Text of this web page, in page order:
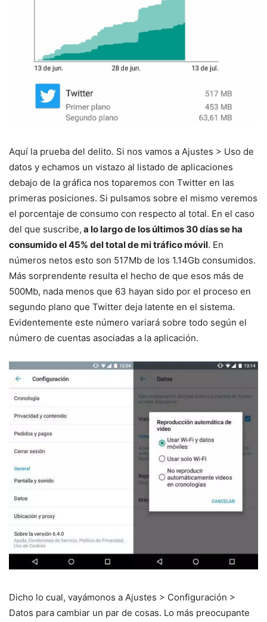
Aquí la prueba del delito. Si nos vamos a Ajustes > Uso de
datos y echamos un vistazo al listado de aplicaciones
debajo de la gráfica nos toparemos con Twitter en las
primeras posiciones. Si pulsamos sobre el mismo veremos
el porcentaje de consumo con respecto al total. En el caso
del que suscribe, a lo largo de los últimos 30 días se ha
consumido el 45% del total de mi tráfico móvil. En
números netos esto son 517Mb de los 1.14Gb consumidos.
Más sorprendente resulta el hecho de que esos más de
500Mb, nada menos que 63 hayan sido por el proceso en
segundo plano que Twitter deja latente en el sistema.
Evidentemente este número variará sobre todo según el
número de cuentas asociadas a la aplicación.
Dicho lo cual, vayámonos a Ajustes > Configuración >
Datos para cambiar un par de cosas. Lo más preocupante